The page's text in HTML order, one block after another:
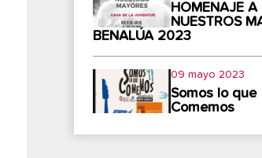
HOMENAJE A
NUESTROS
BENALÚA 2023
09 mayo 2023
Somos lo que
Comemos